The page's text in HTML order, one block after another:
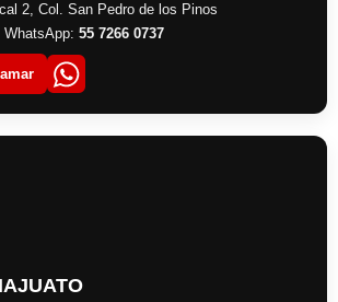
2, Col. San Pedro de los Pinos
WhatsApp: 55 7266 0737